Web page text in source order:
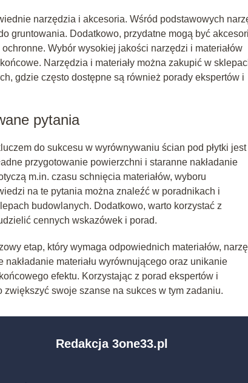
narzędzia i akcesoria. Wśród podstawowych
gruntowania. Dodatkowo, przydatne mogą być
Wybór wysokiej jakości narzędzi i materiałów
Narzędzia i materiały można zakupić w
gdzie często dostępne są również porady ekspertów i
pytania
do sukcesu w wyrównywaniu ścian pod płytki jest
przygotowanie powierzchni i staranne nakładanie
m.in. czasu schnięcia materiałów, wyboru
na te pytania można znaleźć w poradnikach i
budowlanych. Dodatkowo, warto korzystać z
cennych wskazówek i porad.
etap, który wymaga odpowiednich materiałów,
materiału wyrównującego oraz unikanie
efektu. Korzystając z porad ekspertów i
swoje szanse na sukces w tym zadaniu.
Redakcja 3one33.pl